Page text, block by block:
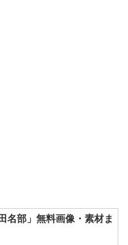
名部」無料画像・素材ま